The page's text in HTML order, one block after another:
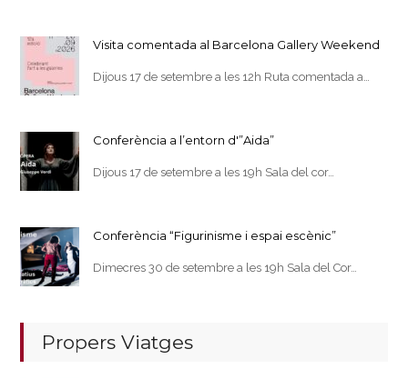
Visita comentada al Barcelona Gallery Weekend
Dijous 17 de setembre a les 12h Ruta comentada a…
Conferència a l’entorn d'”Aida”
Dijous 17 de setembre a les 19h Sala del cor…
Conferència “Figurinisme i espai escènic”
Dimecres 30 de setembre a les 19h Sala del Cor…
Propers Viatges